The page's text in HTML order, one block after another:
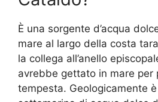
È una sorgente d’acqua
mare al largo della costa
la collega all’anello
avrebbe gettato in mare per
tempesta. Geologicamente